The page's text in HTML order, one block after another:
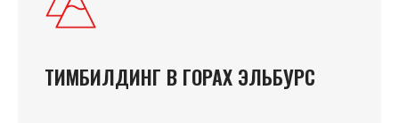
ТИМБИЛДИНГ В ГОРАХ ЭЛЬБУРС